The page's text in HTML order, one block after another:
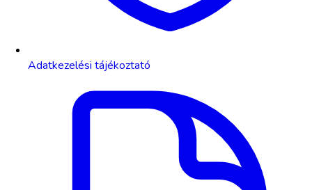
Adatkezelési tájékoztató